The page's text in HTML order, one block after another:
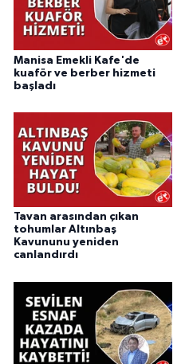
Manisa Emekli Kafe'de
kuaför ve berber hizmeti
başladı
Tavan arasından çıkan
tohumlar Altınbaş
Kavununu yeniden
canlandırdı